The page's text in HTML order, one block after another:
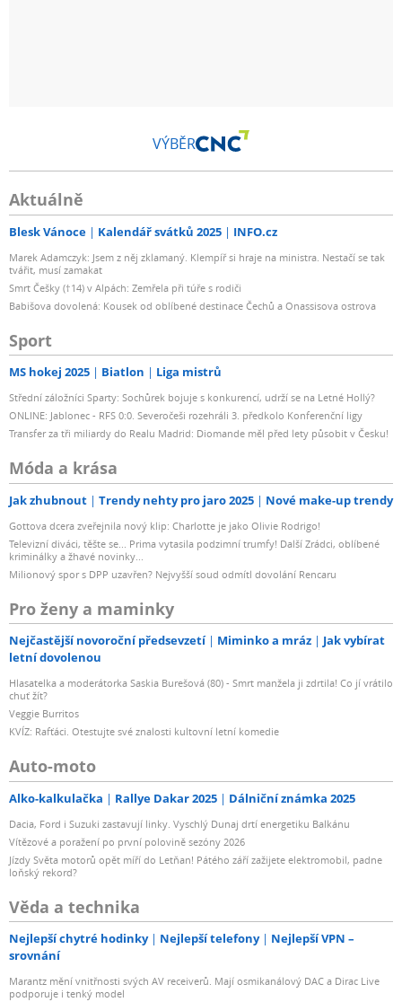
VÝBĚR
Aktuálně
Blesk Vánoce Kalendář svátků 2025 INFO.cz
Marek Adamczyk: Jsem z něj zklamaný. Klempíř si hraje na ministra. Nestačí se tak
tvářit, musí zamakat
Smrt Češky (†14) v Alpách: Zemřela při túře s rodiči
Babišova dovolená: Kousek od oblíbené destinace Čechů a Onassisova ostrova
Sport
MS hokej 2025 Biatlon Liga mistrů
Střední záložníci Sparty: Sochůrek bojuje s konkurencí, udrží se na Letné Hollý?
ONLINE: Jablonec - RFS 0:0. Severočeši rozehráli 3. předkolo Konferenční ligy
Transfer za tři miliardy do Realu Madrid: Diomande měl před lety působit v Česku!
Móda a krása
Jak zhubnout Trendy nehty pro jaro 2025 Nové make-up trendy
Gottova dcera zveřejnila nový klip: Charlotte je jako Olivie Rodrigo!
Televizní diváci, těšte se... Prima vytasila podzimní trumfy! Další Zrádci, oblíbené
kriminálky a žhavé novinky...
Milionový spor s DPP uzavřen? Nejvyšší soud odmítl dovolání Rencaru
Pro ženy a maminky
Nejčastější novoroční předsevzetí Miminko a mráz
Jak vybírat
letní dovolenou
Hlasatelka a moderátorka Saskia Burešová (80) - Smrt manžela ji zdrtila! Co jí vrátilo
chuť žít?
Veggie Burritos
KVÍZ: Rafťáci. Otestujte své znalosti kultovní letní komedie
Auto-moto
Alko-kalkulačka Rallye Dakar 2025 Dálniční známka 2025
Dacia, Ford i Suzuki zastavují linky. Vyschlý Dunaj drtí energetiku Balkánu
Vítězové a poražení po první polovině sezóny 2026
Jízdy Světa motorů opět míří do Letňan! Pátého září zažijete elektromobil, padne
loňský rekord?
Věda a technika
Nejlepší chytré hodinky Nejlepší telefony
Nejlepší VPN –
srovnání
Marantz mění vnitřnosti svých AV receiverů. Mají osmikanálový DAC a Dirac Live
podporuje i tenký model